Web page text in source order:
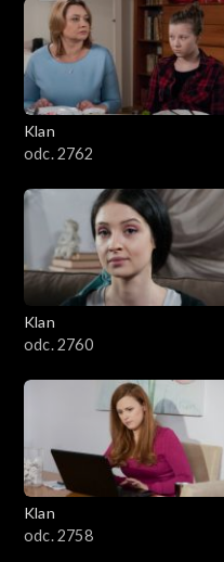
Klan
odc. 2762
Klan
odc. 2760
Klan
odc. 2758